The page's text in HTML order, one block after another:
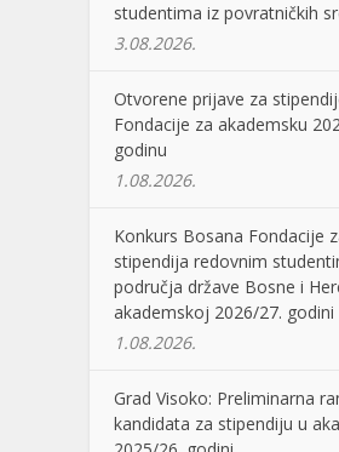
studentima iz povratničkih
3.08.2026.
Otvorene prijave za
Fondacije za akademsku
godinu
1.08.2026.
Konkurs Bosana Fondacije
stipendija redovnim
područja države Bosne i
akademskoj 2026/27. godini
1.08.2026.
Grad Visoko: Preliminarna
kandidata za stipendiju u